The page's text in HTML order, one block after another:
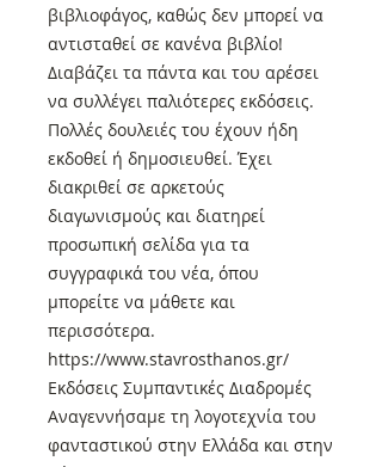
βιβλιοφάγος, καθώς δεν μπορεί να
αντισταθεί σε κανένα βιβλίο!
Διαβάζει τα πάντα και του αρέσει
να συλλέγει παλιότερες εκδόσεις.
Πολλές δουλειές του έχουν ήδη
εκδοθεί ή δημοσιευθεί. Έχει
διακριθεί σε αρκετούς
διαγωνισμούς και διατηρεί
προσωπική σελίδα για τα
συγγραφικά του νέα, όπου
μπορείτε να μάθετε και
περισσότερα.
https://www.stavrosthanos.gr/
Εκδόσεις Συμπαντικές Διαδρομές
Αναγεννήσαμε τη λογοτεχνία του
φανταστικού στην Ελλάδα και στην